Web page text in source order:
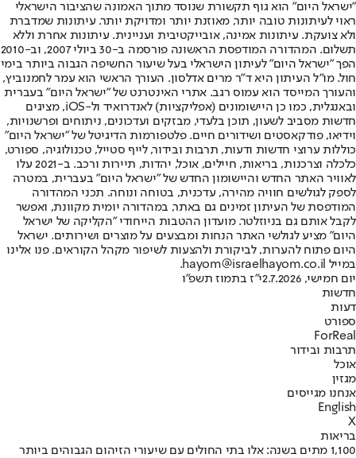
"ישראל היום" הוא גוף תקשורת שנוסד מתוך האמונה שהציבור הישראלי
ראוי לעיתונות טובה יותר, מאוזנת יותר ומדויקת יותר. עיתונות שמדברת
ולא צועקת. עיתונות אמינה, אובייקטיבית ועניינית. עיתונות אחרת וללא
תשלום. המהדורה המודפסת הראשונה פורסמה ב-30 ביולי 2007, וב-2010
הפך "ישראל היום" לעיתון הישראלי בעל שיעור החשיפה הגבוה ביותר בימי
חול. מו"ל העיתון היא ד"ר מרים אדלסון. העורך הראשי הוא עמר לחמנוביץ,
והעורך המייסד הוא עמוס רגב. אתרי האינטרנט של "ישראל היום" בעברית
ובאנגלית, כמו כן היישומונים (אפליקציות) לאנדרואיד ול-iOS, מציגים
חדשות מסביב לשעון, תוכן בלעדי, מבזקים ועדכונים, ניתוחים ופרשנויות,
וידיאו, פודקאסטים ושידורים חיים. פלטפורמות הדיגיטל של "ישראל היום"
כוללות ערוצי חדשות ודעות, תרבות ובידור, לייף סטייל, טכנולוגיה, ספורט,
כלכלה וצרכנות, בריאות, חיילים, אוכל, יהדות, תיירות ורכב. ב-2021 עלו
לאוויר האתר החדש והיישומון החדש של "ישראל היום" בעברית, במטרה
לספק לגולשים חוויה מהירה, עדכנית, בטוחה ונוחה. תכני המהדורה
המודפסת של העיתון זמינים גם באתר, במהדורה יומית מקוונת, ואפשר
לקבל אותם גם בניוזלטר. מועדון ההטבות הייחודי "הקליקה של ישראל
היום" מציע לגולשי האתר הנחות ומבצעים על מוצרים ושירותים. ישראל
היום פתוח להערות, לביקורת ולהצעות לשיפור מקהל הקוראים. פנו אלינו
במייל hayom@israelhayom.co.il.
יום חמישי, 2.7.2026
י"ז בתמוז תשפ"ו
חדשות
דעות
ספורט
ForReal
תרבות ובידור
אוכל
מגזין
אנחנו מגייסים
English
X
בריאות
1,100 מתים בשנה: אלו בתי החולים עם שיעורי הזיהום הגבוהים ביותר